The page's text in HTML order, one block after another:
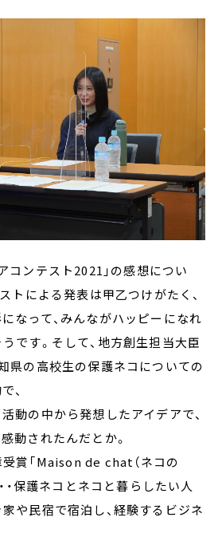
コンテスト2021」の感想につい
トによる発表は甲乙つけがたく、
なって、みんながハッピーになれ
です。そして、地方創生担当大臣
県の高校生の保護ネコについての
、
動の中から発想したアイデアで、
動されたんだとか。
賞「Maison de chat（ネコの
・・保護ネコとネコと暮らしたい人
や民宿で宿泊し、経験するビジネ